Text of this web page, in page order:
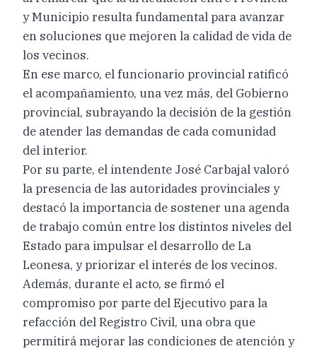
y Municipio resulta fundamental para avanzar
en soluciones que mejoren la calidad de vida de
los vecinos.
En ese marco, el funcionario provincial ratificó
el acompañamiento, una vez más, del Gobierno
provincial, subrayando la decisión de la gestión
de atender las demandas de cada comunidad
del interior.
Por su parte, el intendente José Carbajal valoró
la presencia de las autoridades provinciales y
destacó la importancia de sostener una agenda
de trabajo común entre los distintos niveles del
Estado para impulsar el desarrollo de La
Leonesa, y priorizar el interés de los vecinos.
Además, durante el acto, se firmó el
compromiso por parte del Ejecutivo para la
refacción del Registro Civil, una obra que
permitirá mejorar las condiciones de atención y